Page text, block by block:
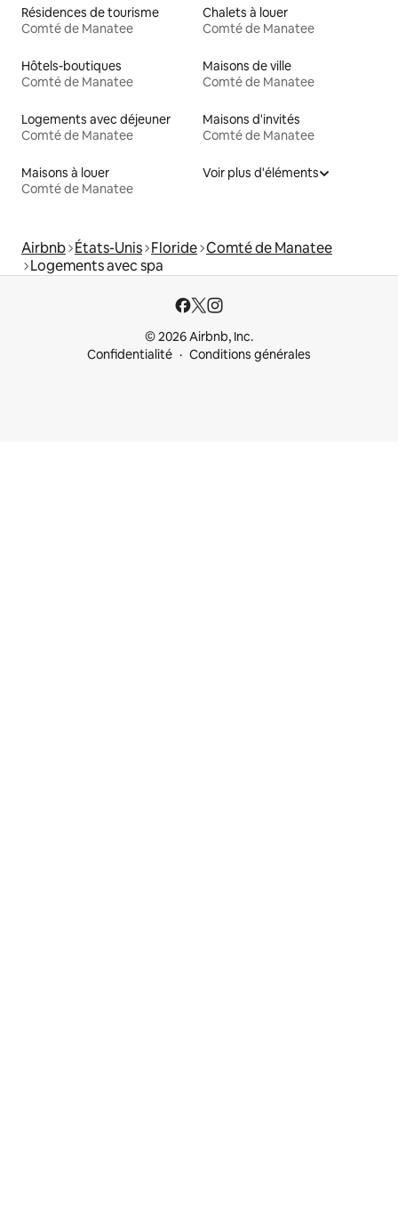
Résidences de tourisme
Comté de Manatee
Chalets à louer
Comté de Manatee
Hôtels-boutiques
Comté de Manatee
Maisons de ville
Comté de Manatee
Logements avec déjeuner
Comté de Manatee
Maisons d'invités
Comté de Manatee
Maisons à louer
Comté de Manatee
Voir plus d'éléments
Airbnb États-Unis Floride Comté de Manatee
Logements avec spa
© 2026 Airbnb, Inc.
Confidentialité
Conditions générales